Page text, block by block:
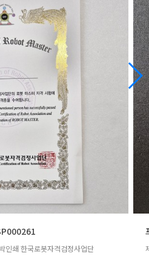
인쇄 한국로봇자격검정사업단